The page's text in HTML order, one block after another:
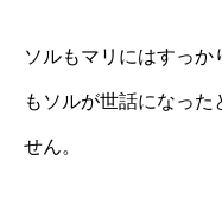
ソルもマリにはすっ
もソルが世話になった
せん。